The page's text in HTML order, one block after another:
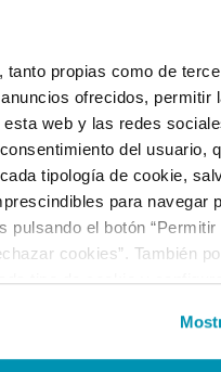
propias como de
ofrecidos, permitir
web y las redes
del usuario,
tipología de cookie,
para navegar
pulsando el botón “Permitir
cookies”. También
tipo de cookie y
de las cookies, y sus
obtener más